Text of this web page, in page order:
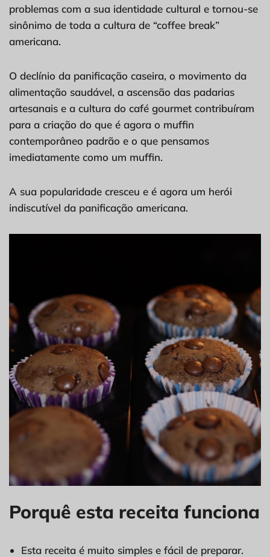
problemas com a sua identidade cultural e tornou-se
sinônimo de toda a cultura de “coffee break”
americana.
O declínio da panificação caseira, o movimento da
alimentação saudável, a ascensão das padarias
artesanais e a cultura do café gourmet contribuíram
para a criação do que é agora o muffin
contemporâneo padrão e o que pensamos
imediatamente como um muffin.
A sua popularidade cresceu e é agora um herói
indiscutível da panificação americana.
Porquê esta receita funciona
Esta receita é muito simples e fácil de preparar.